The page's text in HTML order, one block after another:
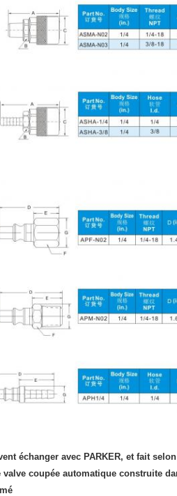
échanger avec PARKER, et fait
coupée automatique construite